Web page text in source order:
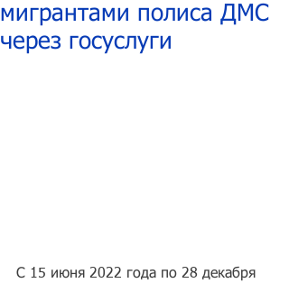
мигрантами полиса ДМС
через госуслуги
С 15 июня 2022 года по 28 декабря